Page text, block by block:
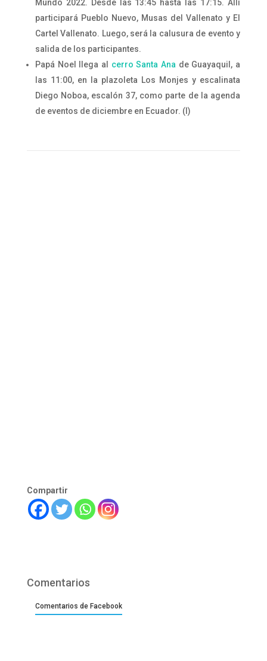
Mundo 2022. Desde las 13:45 hasta las 17:15. Allí
participará Pueblo Nuevo, Musas del Vallenato y El
Cartel Vallenato. Luego, será la calusura de evento y
salida de los participantes.
Papá Noel llega al cerro Santa Ana de Guayaquil, a
las 11:00, en la plazoleta Los Monjes y escalinata
Diego Noboa, escalón 37, como parte de la agenda
de eventos de diciembre en Ecuador. (I)
Compartir
Comentarios
Comentarios de Facebook